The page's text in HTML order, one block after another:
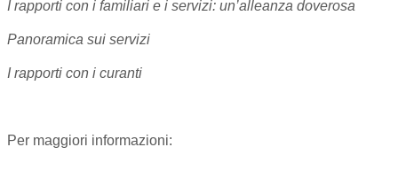
I rapporti con i familiari e i servizi: un’alleanza doverosa
Panoramica sui servizi
I rapporti con i curanti
Per maggiori informazioni: